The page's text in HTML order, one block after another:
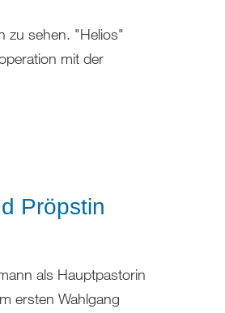
zu sehen. "Helios"
mit der
Pröpstin
als Hauptpastorin
ersten Wahlgang